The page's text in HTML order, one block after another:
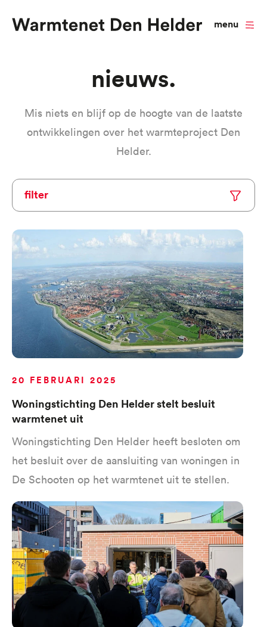
menu
inhoud
Nieuws
Mis niets en blijf op de hoogte van de laatste
ontwikkelingen over het warmteproject Den
Helder.
Filter
20 FEBRUARI 2025
Woningstichting Den Helder stelt besluit
warmtenet uit
Woningstichting Den Helder heeft besloten om
het besluit over de aansluiting van woningen in
De Schooten op het warmtenet uit te stellen.